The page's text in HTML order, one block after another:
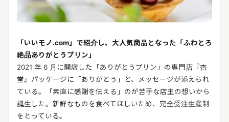
「いいモノ.com」で紹介し、大人気商品となった「ふわとろ
絶品ありがとうプリン」
2021 年 6 月に開店した「ありがとうプリン」の専門店『杏
堂』パッケージに「ありがとう」と、メッセージが添えられ
ている。「素直に感謝を伝える」のが苦手な店主の想いから
誕生した。新鮮なものを食べてほしいため、完全受注生産制
をとっている。